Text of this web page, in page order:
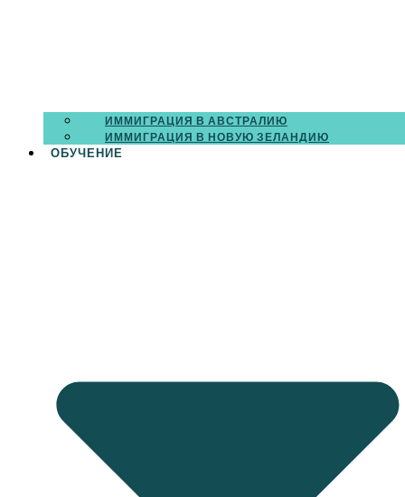
ИММИГРАЦИЯ В АВСТРАЛИЮ
ИММИГРАЦИЯ В НОВУЮ ЗЕЛАНДИЮ
ОБУЧЕНИЕ